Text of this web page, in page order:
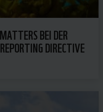
BEI DER
DIRECTIVE